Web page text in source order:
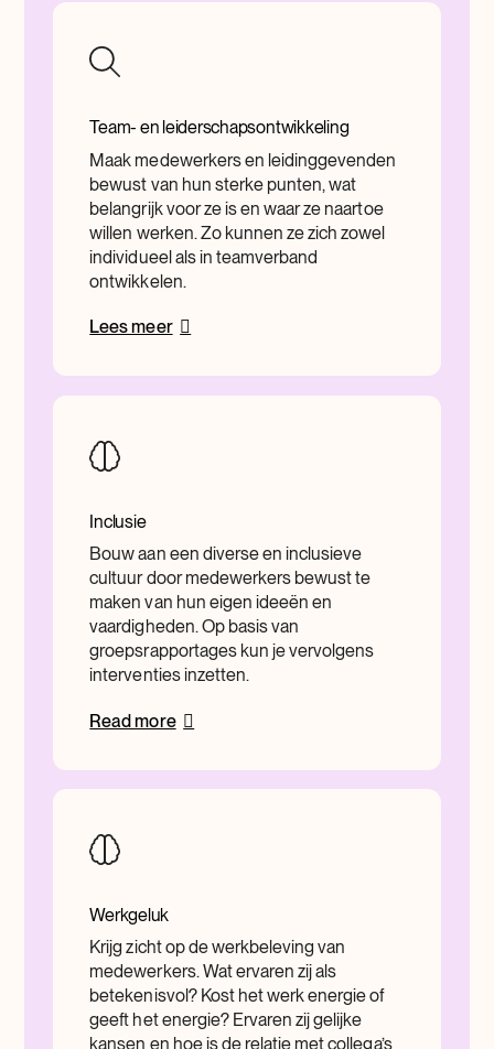
Team- en leiderschapsontwikkeling
Maak medewerkers en leidinggevenden
bewust van hun sterke punten, wat
belangrijk voor ze is en waar ze naartoe
willen werken. Zo kunnen ze zich zowel
individueel als in teamverband
ontwikkelen.
Lees meer
Inclusie
Bouw aan een diverse en inclusieve
cultuur door medewerkers bewust te
maken van hun eigen ideeën en
vaardigheden. Op basis van
groepsrapportages kun je vervolgens
interventies inzetten.
Read more
Werkgeluk
Krijg zicht op de werkbeleving van
medewerkers. Wat ervaren zij als
betekenisvol? Kost het werk energie of
geeft het energie? Ervaren zij gelijke
kansen en hoe is de relatie met collega’s